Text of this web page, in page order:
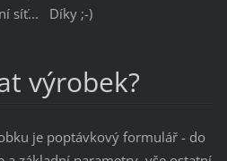
síť... Díky ;-)
výrobek?
je poptávkový formulář - do